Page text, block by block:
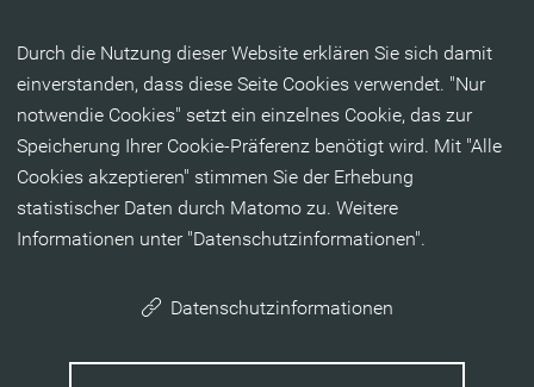
Durch die Nutzung dieser Website erklären Sie sich damit
einverstanden, dass diese Seite Cookies verwendet. "Nur
notwendie Cookies" setzt ein einzelnes Cookie, das zur
Speicherung Ihrer Cookie-Präferenz benötigt wird. Mit "Alle
Cookies akzeptieren" stimmen Sie der Erhebung
statistischer Daten durch Matomo zu. Weitere
Informationen unter "Datenschutzinformationen".
Datenschutzinformationen